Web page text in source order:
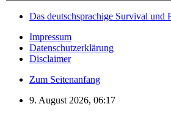
Das deutschsprachige Survival und
Impressum
Datenschutzerklärung
Disclaimer
Zum Seitenanfang
9. August 2026, 06:17